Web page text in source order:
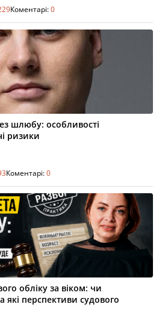
Коментарі:0
шлюбу: особливості
ризики
Коментарі:0
обліку за віком: чи
які перспективи судового